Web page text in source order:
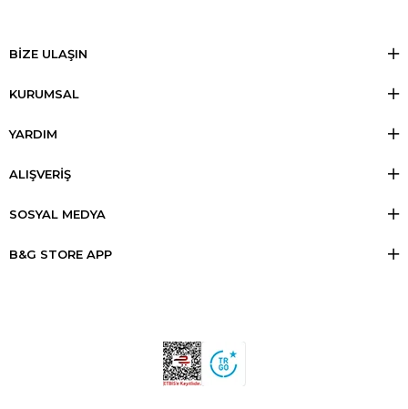
BİZE ULAŞIN
KURUMSAL
YARDIM
ALIŞVERİŞ
SOSYAL MEDYA
B&G STORE APP